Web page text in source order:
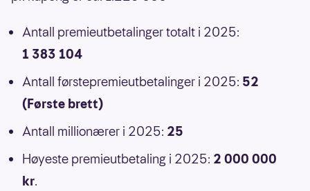
Antall premieutbetalinger totalt i 2025:
1 383 104
Antall førstepremieutbetalinger i 2025: 52
(Første brett)
Antall millionærer i 2025: 25
Høyeste premieutbetaling i 2025: 2 000 000
kr.